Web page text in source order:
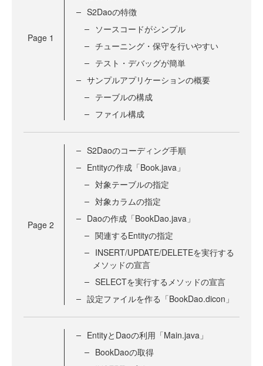
Page 1
S2Daoの特徴
ソースコードがシンプル
チューニング・保守を行いやすい
テスト・デバッグが簡単
サンプルアプリケーションの概要
テーブルの構成
ファイル構成
Page 2
S2Daoのコーディング手順
Entityの作成「Book.java」
対象テーブルの指定
対象カラムの指定
Daoの作成「BookDao.java」
関連するEntityの指定
INSERT/UPDATE/DELETEを実行する
メソッドの宣言
SELECTを実行するメソッドの宣言
設定ファイルを作る「BookDao.dicon」
EntityとDaoの利用「Main.java」
BookDaoの取得